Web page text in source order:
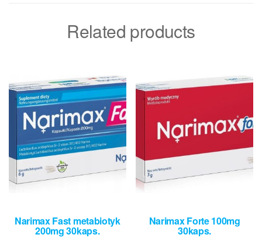
Related products
Narimax Fast metabiotyk
200mg 30kaps.
Narimax Forte 100mg
30kaps.